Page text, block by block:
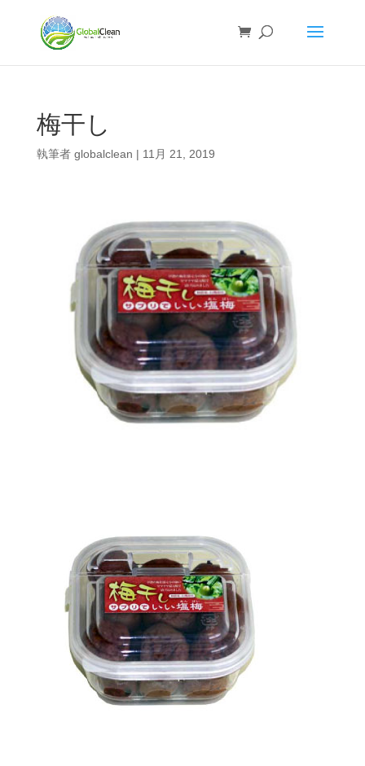
梅干し
執筆者 globalclean | 11月 21, 2019